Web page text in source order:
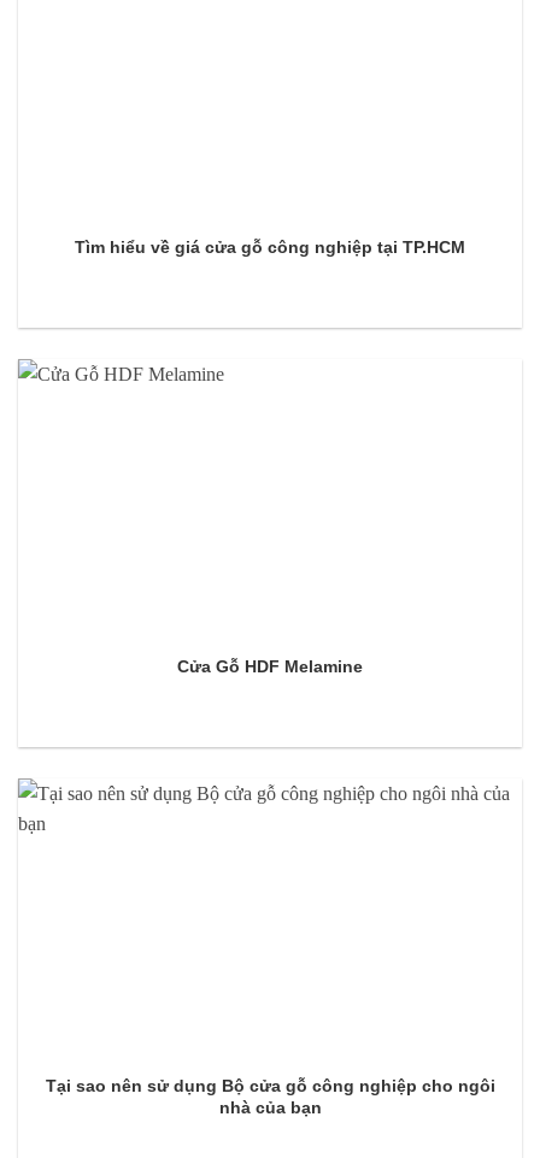
Tìm hiểu về giá cửa gỗ công nghiệp tại TP.HCM
Cửa Gỗ HDF Melamine
Tại sao nên sử dụng Bộ cửa gỗ công nghiệp cho ngôi
nhà của bạn